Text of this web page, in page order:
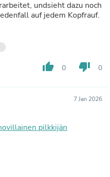
undsieht dazu noch
auf jedem Kopfrauf.
thumb_up 0 thumb_down 0
7 Jan 2026
pilkkijän